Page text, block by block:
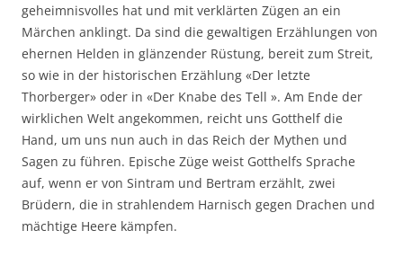
geheimnisvolles hat und mit verklärten Zügen an ein
Märchen anklingt. Da sind die gewaltigen Erzählungen von
ehernen Helden in glänzender Rüstung, bereit zum Streit,
so wie in der historischen Erzählung «Der letzte
Thorberger» oder in «Der Knabe des Tell ». Am Ende der
wirklichen Welt angekommen, reicht uns Gotthelf die
Hand, um uns nun auch in das Reich der Mythen und
Sagen zu führen. Epische Züge weist Gotthelfs Sprache
auf, wenn er von Sintram und Bertram erzählt, zwei
Brüdern, die in strahlendem Harnisch gegen Drachen und
mächtige Heere kämpfen.